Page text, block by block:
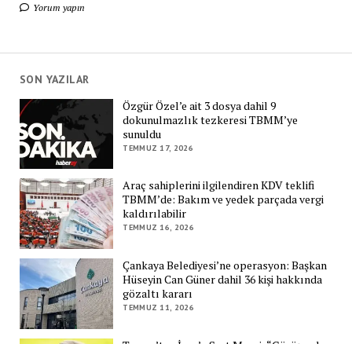
Yorum yapın
SON YAZILAR
Özgür Özel’e ait 3 dosya dahil 9
dokunulmazlık tezkeresi TBMM’ye
sunuldu
TEMMUZ 17, 2026
Araç sahiplerini ilgilendiren KDV teklifi
TBMM’de: Bakım ve yedek parçada vergi
kaldırılabilir
TEMMUZ 16, 2026
Çankaya Belediyesi’ne operasyon: Başkan
Hüseyin Can Güner dahil 36 kişi hakkında
gözaltı kararı
TEMMUZ 11, 2026